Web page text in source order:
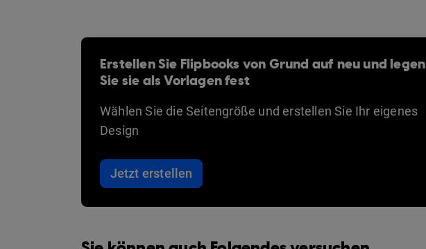
Erstellen Sie Flipbooks von Grund auf neu und legen
Sie sie als Vorlagen fest
Wählen Sie die Seitengröße und erstellen Sie Ihr eigenes
Design
Jetzt erstellen